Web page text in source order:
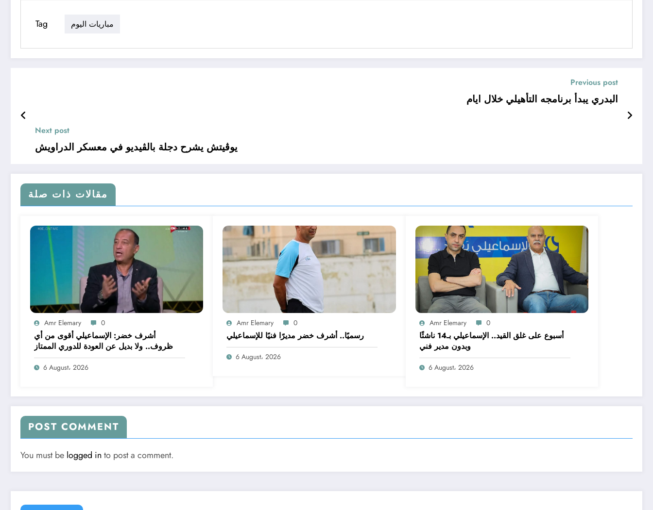
Tag مباريات اليوم
Previous post
البدري يبدأ برنامجه التأهيلي خلال ايام
Next post
يوڤيتش يشرح دجلة بالڤيديو في معسكر الدراويش
مقالات ذات صلة
Amr Elemary 0
أشرف خضر: الإسماعيلي أقوى من أي
ظروف.. ولا بديل عن العودة للدوري الممتاز
6 August، 2026
Amr Elemary 0
رسميًا.. أشرف خضر مديرًا فنيًا للإسماعيلي
6 August، 2026
Amr Elemary 0
أسبوع على غلق القيد.. الإسماعيلي بـ14 ناشئًا
وبدون مدير فني
6 August، 2026
POST COMMENT
You must be logged in to post a comment.